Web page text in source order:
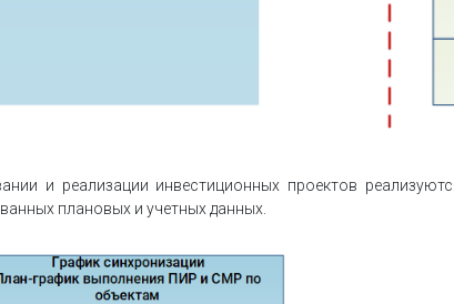
и реализации инвестиционных проектов
плановых и учетных данных.